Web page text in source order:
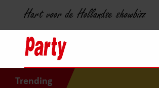
Hart voor de Hollandse showbizz
Trending